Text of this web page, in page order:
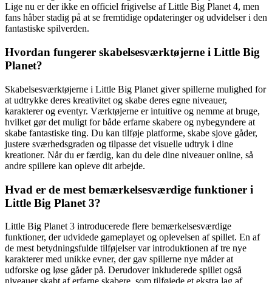
Lige nu er der ikke en officiel frigivelse af Little Big Planet 4, men
fans håber stadig på at se fremtidige opdateringer og udvidelser i den
fantastiske spilverden.
Hvordan fungerer skabelsesværktøjerne i Little Big
Planet?
Skabelsesværktøjerne i Little Big Planet giver spillerne mulighed for
at udtrykke deres kreativitet og skabe deres egne niveauer,
karakterer og eventyr. Værktøjerne er intuitive og nemme at bruge,
hvilket gør det muligt for både erfarne skabere og nybegyndere at
skabe fantastiske ting. Du kan tilføje platforme, skabe sjove gåder,
justere sværhedsgraden og tilpasse det visuelle udtryk i dine
kreationer. Når du er færdig, kan du dele dine niveauer online, så
andre spillere kan opleve dit arbejde.
Hvad er de mest bemærkelsesværdige funktioner i
Little Big Planet 3?
Little Big Planet 3 introducerede flere bemærkelsesværdige
funktioner, der udvidede gameplayet og oplevelsen af spillet. En af
de mest betydningsfulde tilføjelser var introduktionen af tre nye
karakterer med unikke evner, der gav spillerne nye måder at
udforske og løse gåder på. Derudover inkluderede spillet også